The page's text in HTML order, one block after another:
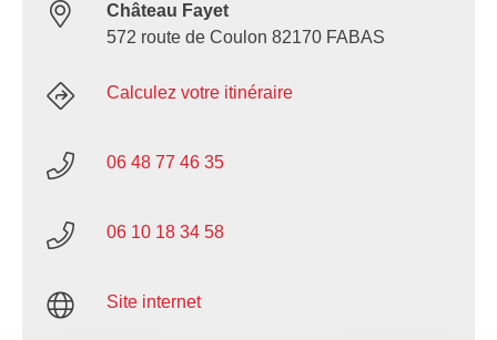
Château Fayet
572 route de Coulon 82170 FABAS
Calculez votre itinéraire
06 48 77 46 35
06 10 18 34 58
Site internet